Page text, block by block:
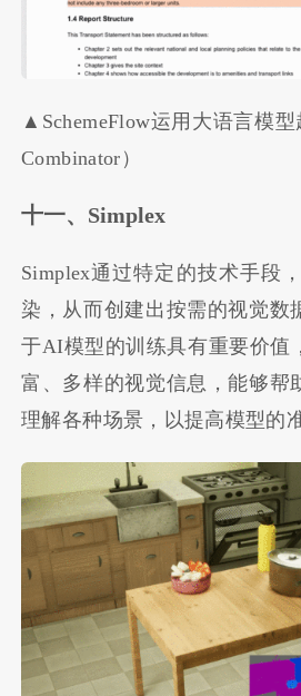
▲SchemeFlow运用大语言模
Combinator）
十一、Simplex
Simplex通过特定的技术手段
染，从而创建出按需的视觉数
于AI模型的训练具有重要价值
富、多样的视觉信息，能够帮
理解各种场景，以提高模型的